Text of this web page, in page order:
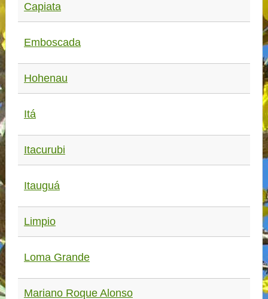
Capiata
Emboscada
Hohenau
Itá
Itacurubi
Itauguá
Limpio
Loma Grande
Mariano Roque Alonso